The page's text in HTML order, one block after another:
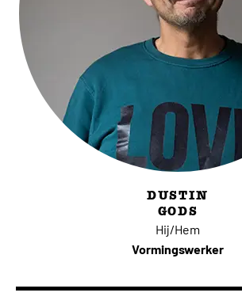
DUSTIN
GODS
Hij/Hem
Vormingswerker